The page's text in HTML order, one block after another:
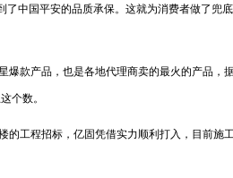
了中国平安的品质承保。这就为消费者做了兜
爆款产品，也是各地代理商卖的最火的产品，
个数。
的工程招标，亿固凭借实力顺利打入，目前施